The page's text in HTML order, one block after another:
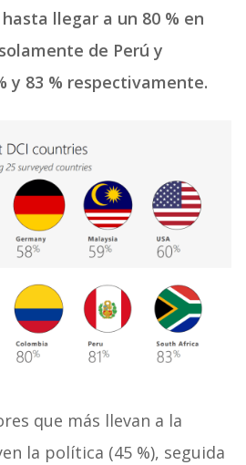
llegar a un 80 % en
de Perú y
y 83 % respectivamente.
que más llevan a la
la política (45 %), seguida